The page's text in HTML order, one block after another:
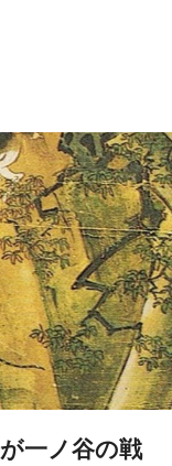
一ノ谷の戦